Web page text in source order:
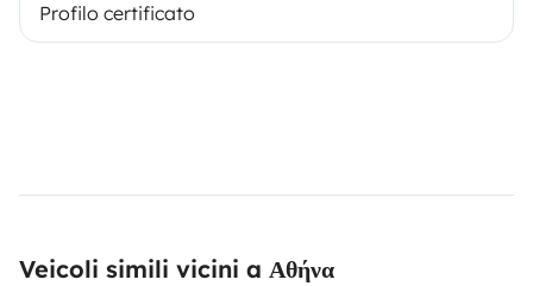
Profilo certificato
Veicoli simili vicini a Αθήνα